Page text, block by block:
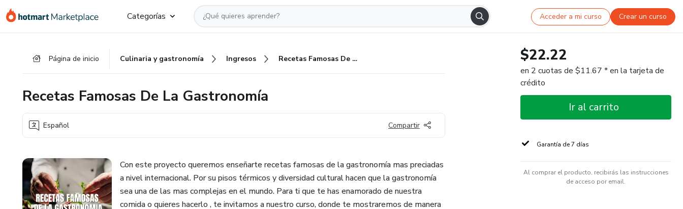
Categorías Acceder a mi curso Crear un curso
Página de inicio Culinaria y gastronomía Ingresos Recetas Famosas De La Gastronomía
Recetas Famosas De La Gastronomía
Español Compartir
Con este proyecto queremos enseñarte recetas famosas de la gastronomía mas preciadas
a nivel internacional. Por su pisos térmicos y diversidad cultural hacen que la gastronomía
sea una de las mas complejas en el mundo. Para ti que te has enamorado de nuestra
comida o quieres hacerlo , te invitamos a nuestro curso, donde te mostraremos de manera
$22.22
en 2 cuotas de $11.67 * en la tarjeta de
crédito
Ir al carrito
Garantía de 7 días
Al comprar el producto, recibirás las instrucciones
de acceso por email.